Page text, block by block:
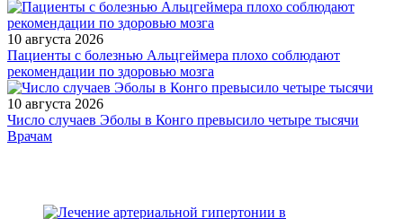
10 августа 2026
Пациенты с болезнью Альцгеймера плохо соблюдают
рекомендации по здоровью мозга
10 августа 2026
Число случаев Эболы в Конго превысило четыре тысячи
/legislation/other/proekt-prikaza-minzdravsotsrazvitiya-rossii-ot-10-
Врачам